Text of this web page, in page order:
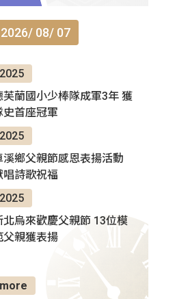
2026/ 08/ 07
2025
芙蘭國小少棒隊成軍3年 獲
史首座冠軍
2025
溪鄉父親節感恩表揚活動
唱詩歌祝福
2025
北烏來歡慶父親節 13位模
父親獲表揚
more